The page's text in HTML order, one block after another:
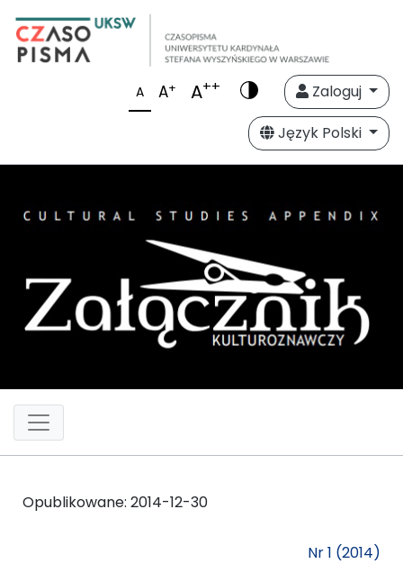
A A+ A++
Zaloguj
Język Polski
Opublikowane: 2014-12-30
Nr 1 (2014)